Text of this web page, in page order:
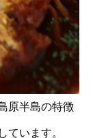
原半島の特徴
ています。